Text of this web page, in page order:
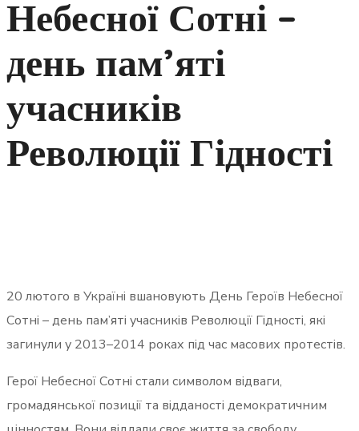
Небесної Сотні –
день пам’яті
учасників
Революції Гідності
20 лютого в Україні вшановують День Героїв Небесної
Сотні – день пам’яті учасників Революції Гідності, які
загинули у 2013–2014 роках під час масових протестів.
Герої Небесної Сотні стали символом відваги,
громадянської позиції та відданості демократичним